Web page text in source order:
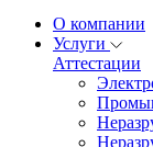
О компании
Услуги
Аттестации